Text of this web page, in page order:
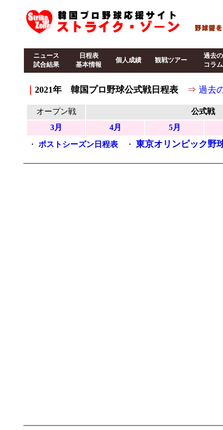
ニュース
試合結果
日程表
基本情報
個人成績 観戦ツアー
過去の
コラム
2021年 韓国プロ野球公式戦日程表 ⇒ 過去
オープン戦 公式戦
3月
4月
5月
・ ポストシーズン日程表 ・ 東京オリンピック野